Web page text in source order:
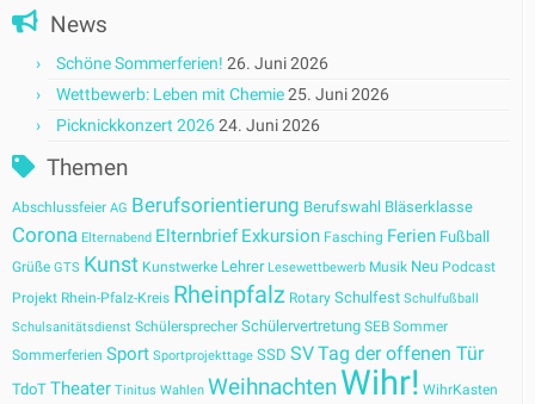
News
Schöne Sommerferien! 26. Juni 2026
Wettbewerb: Leben mit Chemie25. Juni 2026
Picknickkonzert 202624. Juni 2026
Themen
Abschlussfeier AG Berufsorientierung Berufswahl Bläserklasse
Corona Elternabend Elternbrief Exkursion Fasching Ferien Fußball
Grüße GTS Kunst Kunstwerke Lehrer Lesewettbewerb Musik Neu Podcast
Projekt Rhein-Pfalz-Kreis Rheinpfalz Rotary Schulfest Schulfußball
Schulsanitätsdienst Schülersprecher Schülervertretung SEB Sommer
Sommerferien Sport Sportprojekttage SSD SVTag der offenen Tür
TdoT Theater Tinitus Wahlen WeihnachtenWihr! WihrKasten